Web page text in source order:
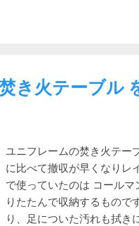
です。 D地区には一応
ったことがないかもしれま
ありおすすめできません。
て、今回は鉄板とイスを
ります。 猪苗代まで行け
會津酒楽館 」があります。
施設もあって、そちらに
猪苗代方面に向かうと、す
き火テーブル
ユニフレームの焚き火テー
に比べて撤収が早くなりレ
で使っていたのは コール
りたたんで収納するもので
り、足についた汚れも拭き